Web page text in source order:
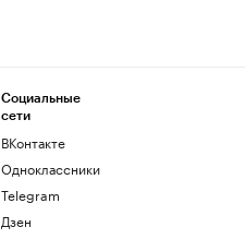
Социальные
сети
ВКонтакте
Одноклассники
Telegram
Дзен